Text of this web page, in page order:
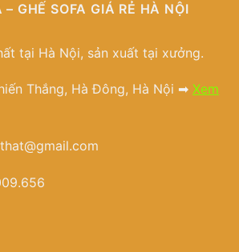
GHẾ SOFA GIÁ RẺ HÀ NỘI
tại Hà Nội, sản xuất tại xưởng.
Thắng, Hà Đông, Hà Nội ➡ Xem